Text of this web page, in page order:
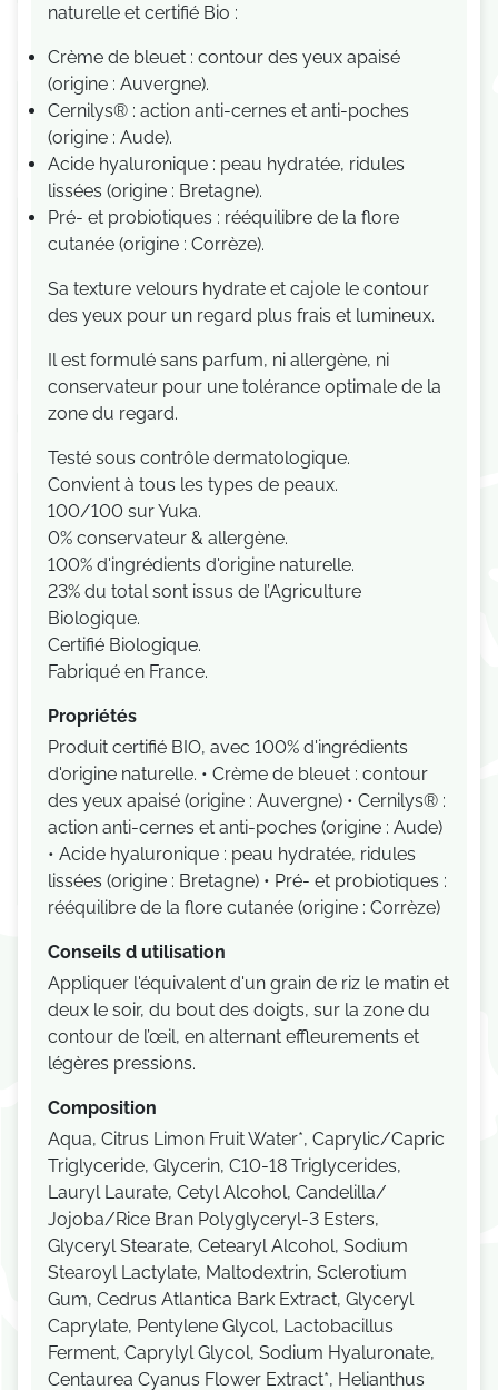
naturelle et certifié Bio :
Crème de bleuet : contour des yeux apaisé
(origine : Auvergne).
Cernilys® : action anti-cernes et anti-poches
(origine : Aude).
Acide hyaluronique : peau hydratée, ridules
lissées (origine : Bretagne).
Pré- et probiotiques : rééquilibre de la flore
cutanée (origine : Corrèze).
Sa texture velours hydrate et cajole le contour
des yeux pour un regard plus frais et lumineux.
Il est formulé sans parfum, ni allergène, ni
conservateur pour une tolérance optimale de la
zone du regard.
Testé sous contrôle dermatologique.
Convient à tous les types de peaux.
100/100 sur Yuka.
0% conservateur & allergène.
100% d'ingrédients d'origine naturelle.
23% du total sont issus de l’Agriculture
Biologique.
Certifié Biologique.
Fabriqué en France.
Propriétés
Produit certifié BIO, avec 100% d'ingrédients
d'origine naturelle. • Crème de bleuet : contour
des yeux apaisé (origine : Auvergne) • Cernilys® :
action anti-cernes et anti-poches (origine : Aude)
• Acide hyaluronique : peau hydratée, ridules
lissées (origine : Bretagne) • Pré- et probiotiques :
rééquilibre de la flore cutanée (origine : Corrèze)
Conseils d utilisation
Appliquer l'équivalent d'un grain de riz le matin et
deux le soir, du bout des doigts, sur la zone du
contour de l’œil, en alternant effleurements et
légères pressions.
Composition
Aqua, Citrus Limon Fruit Water*, Caprylic/Capric
Triglyceride, Glycerin, C10-18 Triglycerides,
Lauryl Laurate, Cetyl Alcohol, Candelilla/
Jojoba/Rice Bran Polyglyceryl-3 Esters,
Glyceryl Stearate, Cetearyl Alcohol, Sodium
Stearoyl Lactylate, Maltodextrin, Sclerotium
Gum, Cedrus Atlantica Bark Extract, Glyceryl
Caprylate, Pentylene Glycol, Lactobacillus
Ferment, Caprylyl Glycol, Sodium Hyaluronate,
Centaurea Cyanus Flower Extract*, Helianthus